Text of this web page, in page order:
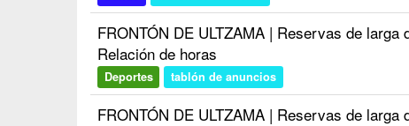
FRONTÓN DE ULTZAMA | Reservas de
Relación de horas
Deportes tablón de anuncios
FRONTÓN DE ULTZAMA | Reservas de larga